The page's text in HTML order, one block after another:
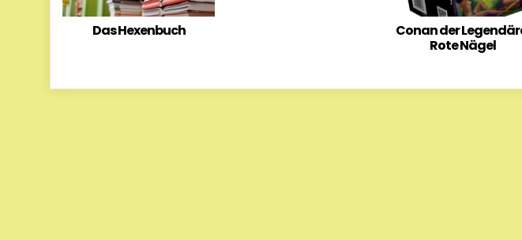
Das Hexenbuch
Conan der
Rote Nägel